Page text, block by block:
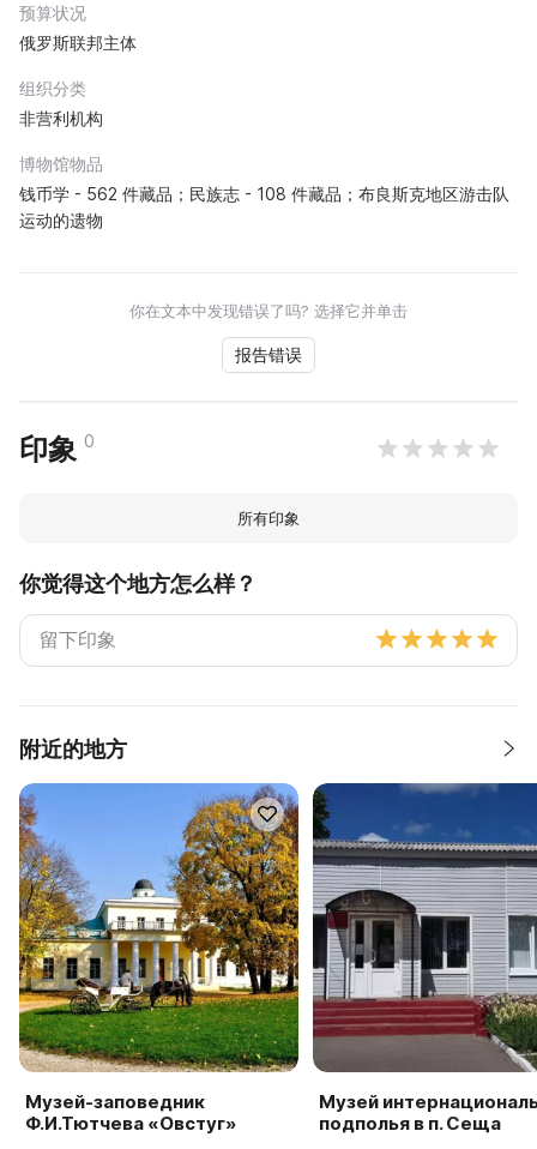
预算状况
俄罗斯联邦主体
组织分类
非营利机构
博物馆物品
钱币学 - 562 件藏品；民族志 - 108 件藏品；布良斯克地区游击队
运动的遗物
你在文本中发现错误了吗? 选择它并单击
报告错误
印象 0
所有印象
你觉得这个地方怎么样？
附近的地方
Музей-заповедник
Ф.И.Тютчева «Овстуг»
Музей
подполья в п. Сеща